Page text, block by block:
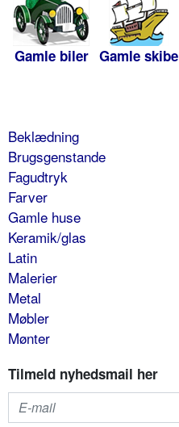
Gamle biler Gamle skibe
Beklædning
Brugsgenstande
Fagudtryk
Farver
Gamle huse
Keramik/glas
Latin
Malerier
Metal
Møbler
Mønter
Tilmeld nyhedsmail her